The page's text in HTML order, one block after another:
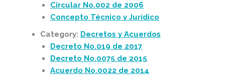
Circular No.002 de 2006
Concepto Técnico y Jurídico
Category: Decretos y Acuerdos
Decreto No.019 de 2017
Decreto No.0075 de 2015
Acuerdo No.0022 de 2014